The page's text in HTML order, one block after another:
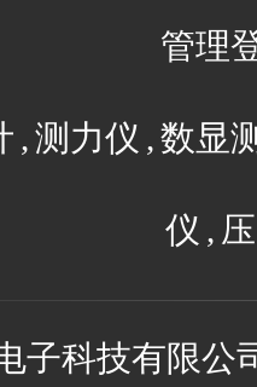
管理
, 测力仪 , 数显
仪 ,
子科技有限公